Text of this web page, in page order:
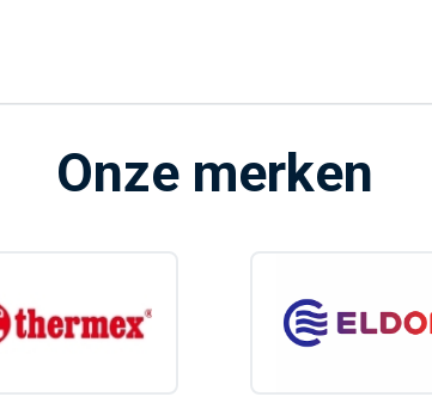
Onze merken